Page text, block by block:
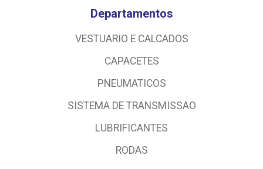
Departamentos
VESTUARIO E CALCADOS
CAPACETES
PNEUMATICOS
SISTEMA DE TRANSMISSAO
LUBRIFICANTES
RODAS